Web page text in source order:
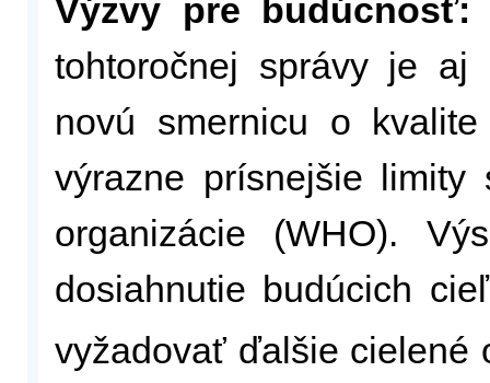
Výzvy pre budúcnosť:
tohtoročnej správy je aj
novú smernicu o
výrazne prísnejšie limity
organizácie (WHO).
dosiahnutie budúcich
vyžadovať ďalšie cielené